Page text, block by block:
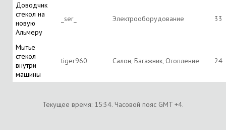
Доводчик
стекол на
новую
Альмеру
_ser_ Электрооборудование 33
Мытье
стекол
внутри
машины
tiger960 Салон, Багажник, Отопление 24
Текущее время: 15:34. Часовой пояс GMT +4.